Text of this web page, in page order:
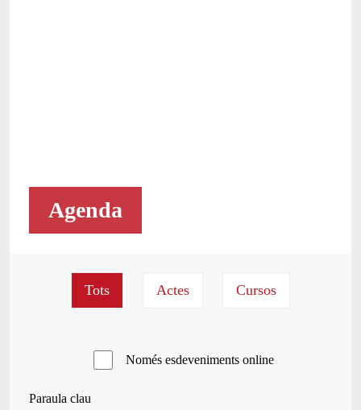
Agenda
Només esdeveniments online
Paraula clau